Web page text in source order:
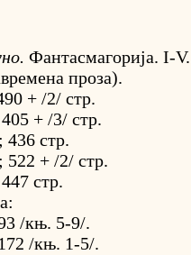
Фантасмагорија. I-
проза).
+ /2/ стр.
+ /3/ стр.
стр.
+ /2/ стр.
стр.
/књ. 5-9/.
/књ. 1-5/.